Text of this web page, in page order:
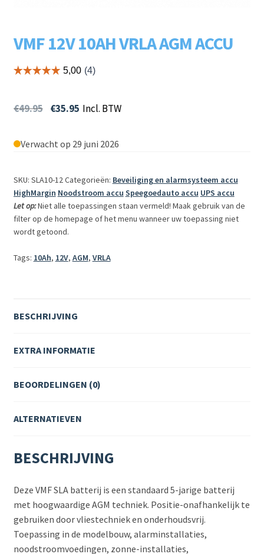
VMF 12V 10AH VRLA AGM ACCU
€49.95 €35.95 Incl. BTW
Verwacht op 29 juni 2026
SKU: SLA10-12Categorieën: Beveiliging en alarmsysteem accu
HighMargin Noodstroom accu Speegoedauto accu UPS accu
Let op:Niet alle toepassingen staan vermeld! Maak gebruik van de
filter op de homepage of het menu wanneer uw toepassing niet
wordt getoond.
Tags: 10Ah, 12V, AGM, VRLA
BESCHRIJVING
EXTRA INFORMATIE
BEOORDELINGEN (0)
ALTERNATIEVEN
BESCHRIJVING
Deze VMF SLA batterij is een standaard 5-jarige batterij
met hoogwaardige AGM techniek. Positie-onafhankelijk te
gebruiken door vliestechniek en onderhoudsvrij.
Toepassing in de modelbouw, alarminstallaties,
noodstroomvoedingen, zonne-installaties,